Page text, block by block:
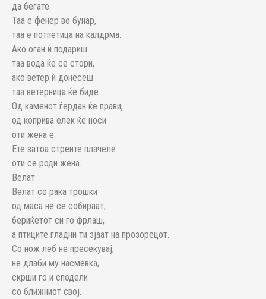
да бегате.
Таа е фенер во бунар,
таа е потпетица на калдрма.
Ако оган ѝ подариш
таа вода ќе се стори,
ако ветер ѝ донесеш
таа ветерница ќе биде.
Од каменот ѓердан ќе прави,
од коприва елек ќе носи
оти жена е.
Ете затоа стреите плачеле
оти се роди жена.
Велат
Велат со рака трошки
од маса не се собираат,
бериќетот си го фрлаш,
а птиците гладни ти зјаат на прозорецот.
Со нож леб не пресекувај,
не длаби му насмевка,
скрши го и сподели
со ближниот свој.